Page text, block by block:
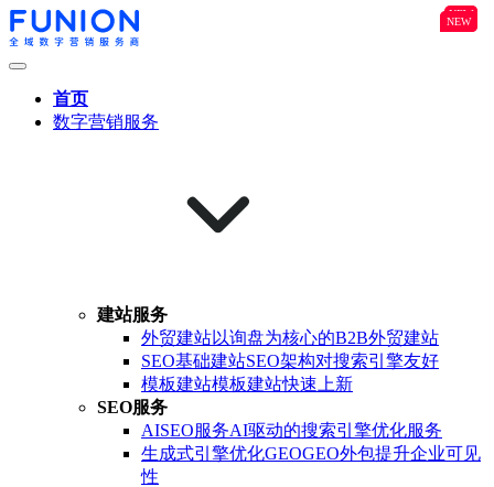
首页
数字营销服务
建站服务
外贸建站
B2B
以询盘为核心的B2B外贸建站
SEO基础建站SEO架构对搜索引擎友好
模板建站模板建站快速上新
SEO服务
AISEO服务AI驱动的搜索引擎优化服务
生成式引擎优化GEO
NEW
GEO外包提升企业可见
性
NEW
NEW